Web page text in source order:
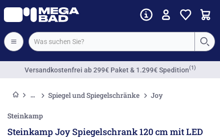
Versandkostenfrei ab 299€ Paket & 1.299€ Spedition(1)
Spiegel und Spiegelschränke Joy
Steinkamp
Steinkamp Joy Spiegelschrank 120 cm mit LED